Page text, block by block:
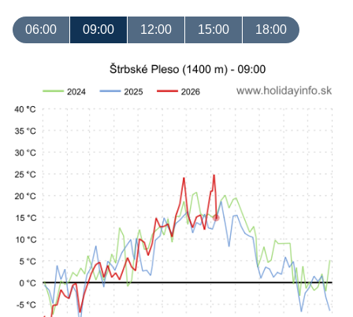
06:00 09:00 12:00 15:00 18:00